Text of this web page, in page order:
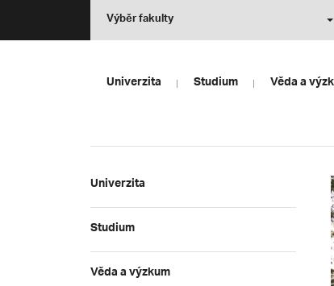
Výběr fakulty
Univerzita Studium Věda a
Univerzita
Studium
Věda a výzkum